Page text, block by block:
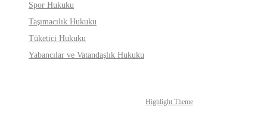
Spor Hukuku
Taşımacılık Hukuku
Tüketici Hukuku
Yabancılar ve Vatandaşlık Hukuku
Highlight Theme